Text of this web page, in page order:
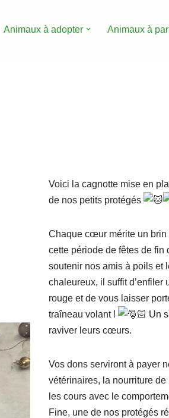
Animaux à adopter Animaux à
Voici la cagnotte mise en
de nos petits protégés
Chaque cœur mérite un brin
cette période de fêtes de fin
soutenir nos amis à poils et
chaleureux, il suffit d’enfiler
rouge et de vous laisser
traîneau volant !
Un
raviver leurs cœurs.
Vos dons serviront à payer
vétérinaires, la nourriture de
les cours avec le
Fine, une de nos protégés